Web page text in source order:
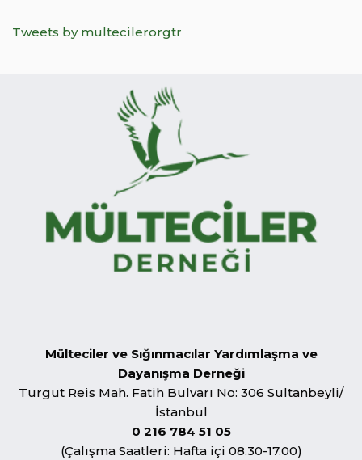
Tweets by multecilerorgtr
Mülteciler ve Sığınmacılar Yardımlaşma ve
Dayanışma Derneği
Turgut Reis Mah. Fatih Bulvarı No: 306 Sultanbeyli/
İstanbul
0 216 784 51 05
(Çalışma Saatleri: Hafta içi 08.30-17.00)